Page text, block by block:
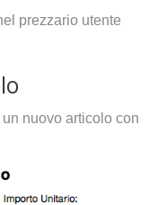
prezzario utente
nuovo articolo con